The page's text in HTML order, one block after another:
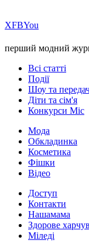
ХFBYou
перший модний
Всі статті
Події
Шоу та
Діти та сім'я
Конкурси Міс
Мода
Обкладинка
Косметика
Фішки
Відео
Доступ
Контакти
Нашамама
Здорове
Міледі